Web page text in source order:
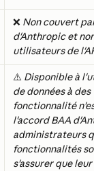
❌ Non couvert
d'Anthropic et
utilisateurs de
⚠️ Disponible à
de données à
fonctionnalité
l'accord BAA
administrateurs
fonctionnalités
s'assurer que